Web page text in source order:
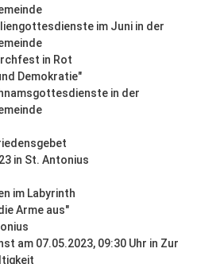
im Juni in der
in Rot
Demokratie"
in der
in St. Antonius
im Labyrinth
Arme aus"
am 07.05.2023, 09:30 Uhr in Zur